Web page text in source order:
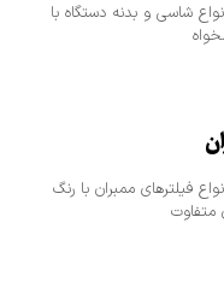
شاسی و بدنه دستگاه با
فیلترهای ممبران با رنگ